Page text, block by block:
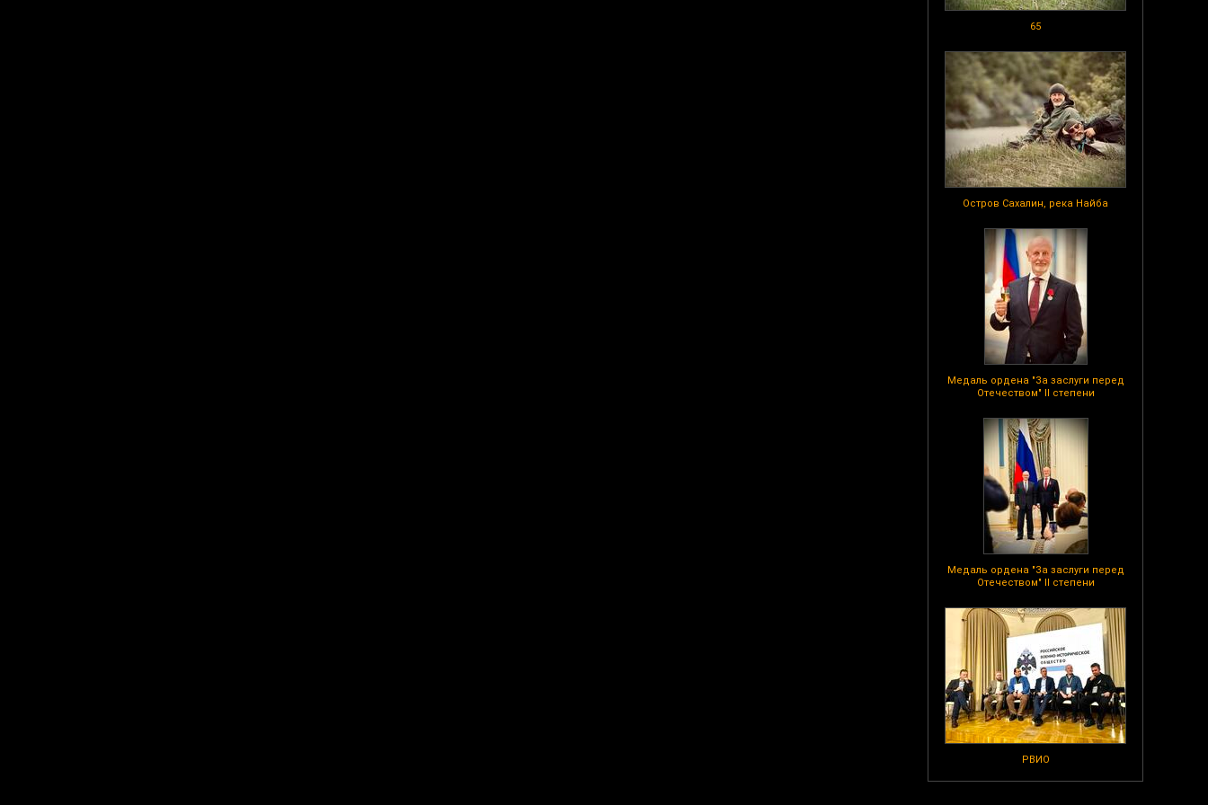
65
Остров Сахалин, река Найба
Медаль ордена "За заслуги перед
Отечеством" II степени
Медаль ордена "За заслуги перед
Отечеством" II степени
РВИО